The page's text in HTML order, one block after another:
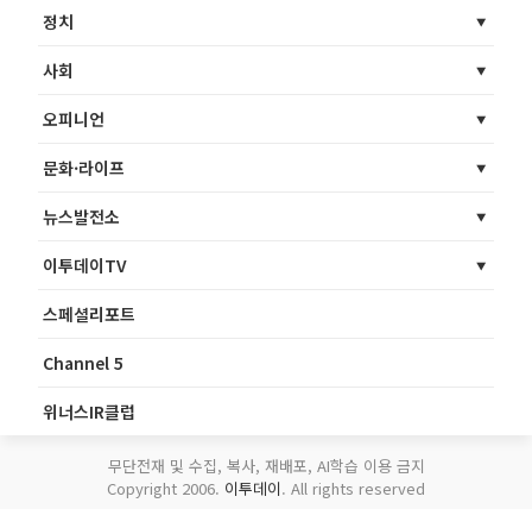
정치
사회
오피니언
문화·라이프
뉴스발전소
이투데이TV
스페셜리포트
Channel 5
위너스IR클럽
무단전재 및 수집, 복사, 재배포, AI학습 이용 금지
Copyright 2006. 이투데이. All rights reserved